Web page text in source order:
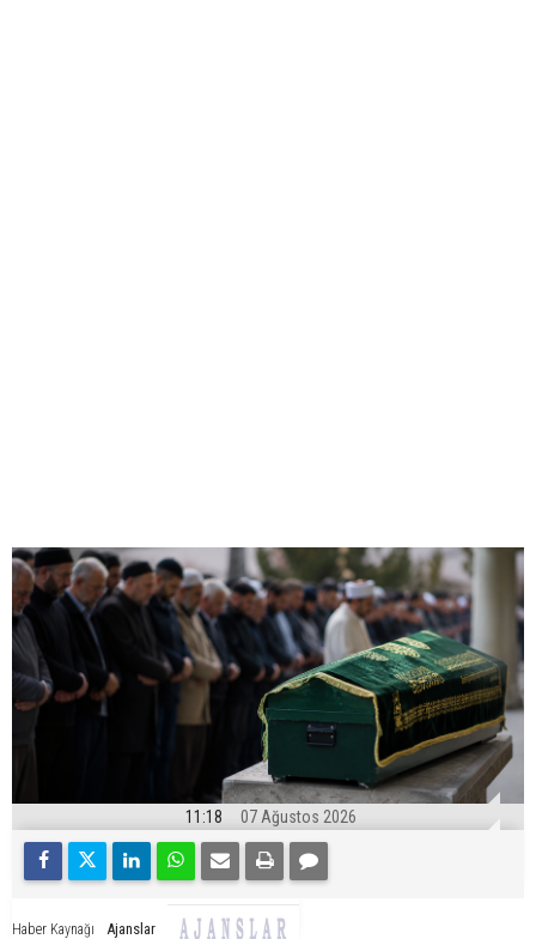
11:18 07 Ağustos 2026
Haber Kaynağı Ajanslar